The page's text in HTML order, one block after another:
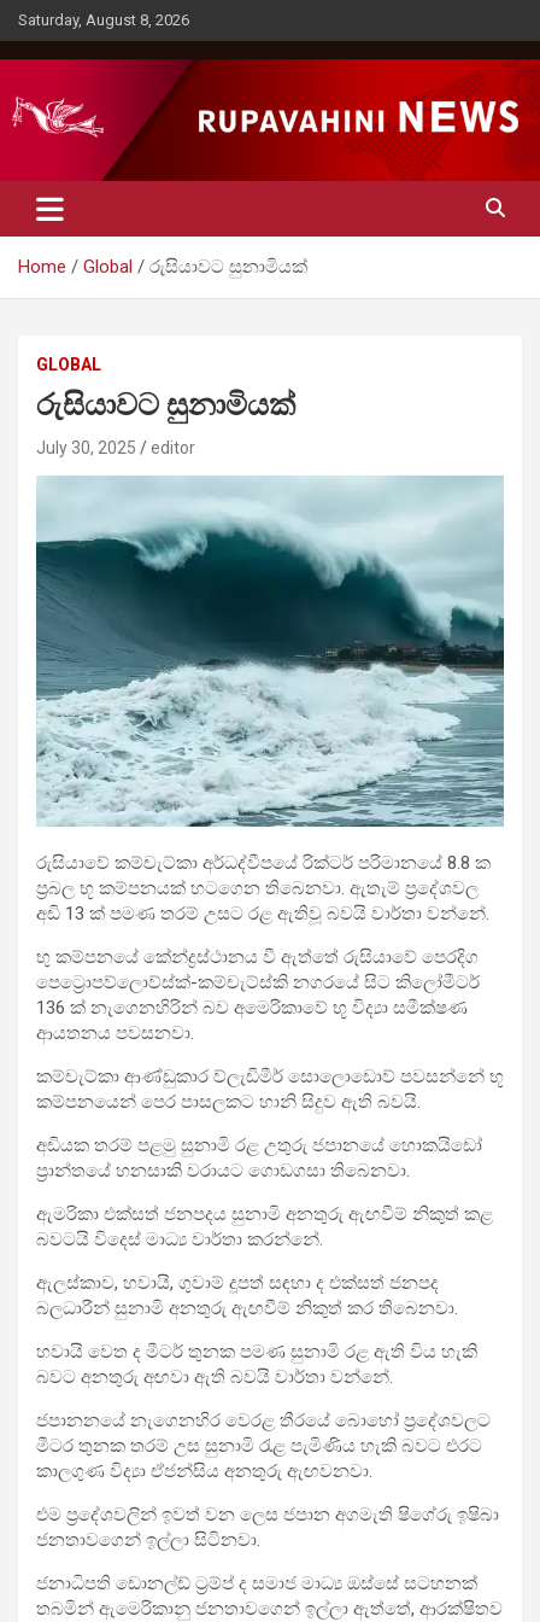
Skip
to
content
Saturday, August 8, 2026
Rupavahini News
Home Global රුසියාවට සුනාමියක්
GLOBAL
රුසියාවට සුනාමියක්
July 30, 2025 editor
රුසියාවේ කම්චැට්කා අර්ධද්වීපයේ රික්ටර් පරිමානයේ 8.8 ක
ප්‍රබල භූ කම්පනයක් හටගෙන තිබෙනවා. ඇතැම් ප්‍රදේශවල
අඩි 13 ක් පමණ තරම් උසට රළ ඇතිවූ බවයි වාර්තා වන්නේ.
භු කම්පනයේ කේන්ද්‍රස්ථානය වී ඇත්තේ රුසියාවේ පෙරදිග
පෙට්‍රොපව්ලොව්ස්ක්-කම්චැට්ස්කි නගරයේ සිට කිලෝමීටර්
136 ක් නැගෙනහිරින් බව අමෙරිකාවේ භූ විද්‍යා සමීක්ෂණ
ආයතනය පවසනවා.
කම්චැට්කා ආණ්ඩුකාර ව්ලැඩිමීර් සොලොඩොව් පවසන්නේ භූ
කම්පනයෙන් පෙර පාසලකට හානි සිදුව ඇති බවයි.
අඩියක තරම් පළමු සුනාමි රළ උතුරු ජපානයේ හොකයිඩෝ
ප්‍රාන්තයේ හනසාකි වරායට ගොඩගසා තිබෙනවා.
ඇමරිකා එක්සත් ජනපදය සුනාමි අනතුරු ඇඟවීම් නිකුත් කළ
බවටයි විදෙස් මාධ්‍ය වාර්තා කරන්නේ.
ඇලස්කාව, හවායි, ගුවාම් දූපත් සඳහා ද එක්සත් ජනපද
බලධාරීන් සුනාමි අනතුරු ඇඟවීම් නිකුත් කර තිබෙනවා.
හවායි වෙත ද මීටර් තුනක පමණ සුනාමි රළ ඇති විය හැකි
බවට අනතුරු අඟවා ඇති බවයි වාර්තා වන්නේ.
ජපානනයේ නැගෙනහිර වෙරළ තීරයේ බොහෝ ප්‍රදේශවලට
මීටර තුනක තරම් උස සුනාමි රැළ පැමිණිය හැකි බවට එරට
කාලගුණ විද්‍යා ඒජන්සිය අනතුරු ඇඟවනවා.
එම ප්‍රදේශවලින් ඉවත් වන ලෙස ජපාන අගමැති ෂිගේරු ඉෂිබා
ජනතාවගෙන් ඉල්ලා සිටිනවා.
ජනාධිපති ඩොනල්ඩ් ට්‍රම්ප් ද සමාජ මාධ්‍ය ඔස්සේ සටහනක්
තබමින් ඇමෙරිකානු ජනතාවගෙන් ඉල්ලා ඇත්තේ, ආරක්ෂිතව